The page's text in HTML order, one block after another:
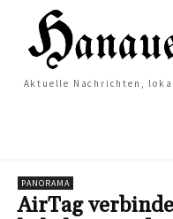
Aktuelle Nachrichten,
PANORAMA
AirTag